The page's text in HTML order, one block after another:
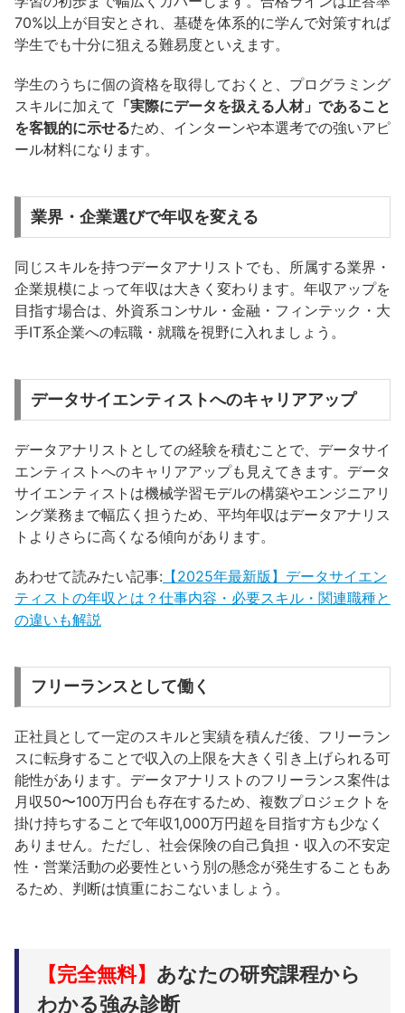
70%以上が目安とされ、基礎を体系的に学んで対策すれば
学生でも十分に狙える難易度といえます。
学生のうちに個の資格を取得しておくと、プログラミング
スキルに加えて 「実際にデータを扱える人材」であること
を客観的に示せるため、インターンや本選考での強いアピ
ール材料になります。
業界・企業選びで年収を変える
同じスキルを持つデータアナリストでも、所属する業界・
企業規模によって年収は大きく変わります。年収アップを
目指す場合は、外資系コンサル・金融・フィンテック・大
手IT系企業への転職・就職を視野に入れましょう。
データサイエンティストへのキャリアアップ
データアナリストとしての経験を積むことで、データサイ
エンティストへのキャリアアップも見えてきます。データ
サイエンティストは機械学習モデルの構築やエンジニアリ
ング業務まで幅広く担うため、平均年収はデータアナリス
トよりさらに高くなる傾向があります。
あわせて読みたい記事: 【2025年最新版】データサイエン
ティストの年収とは？仕事内容・必要スキル・関連職種と
の違いも解説
フリーランスとして働く
正社員として一定のスキルと実績を積んだ後、フリーラン
スに転身することで収入の上限を大きく引き上げられる可
能性があります。データアナリストのフリーランス案件は
月収50〜100万円台も存在するため、複数プロジェクトを
掛け持ちすることで年収1,000万円超を目指す方も少なく
ありません。ただし、社会保険の自己負担・収入の不安定
性・営業活動の必要性という別の懸念が発生することもあ
るため、判断は慎重におこないましょう。
【完全無料】 あなたの研究課程から
わかる強み診断